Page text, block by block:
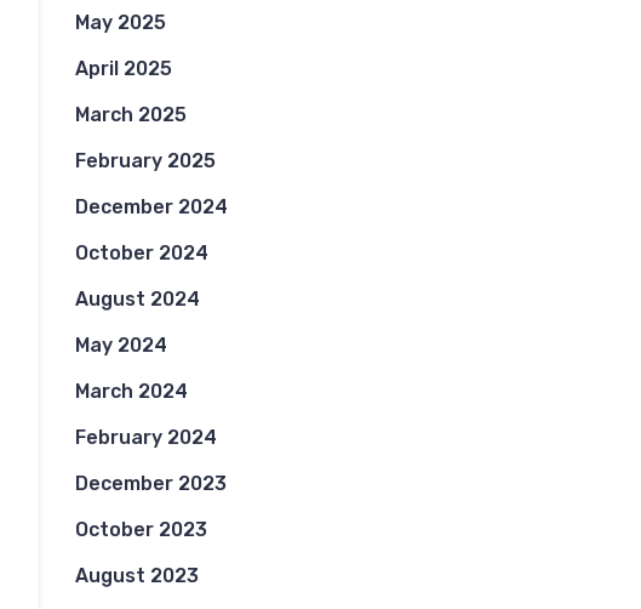
May 2025
April 2025
March 2025
February 2025
December 2024
October 2024
August 2024
May 2024
March 2024
February 2024
December 2023
October 2023
August 2023